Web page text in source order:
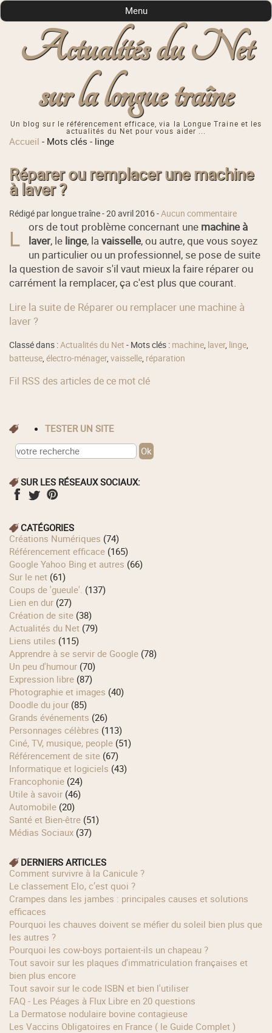
Actualités du Net
sur la longue traîne
Un blog sur le référencement efficace, via la Longue Traine et les
actualités du Net pour vous aider ...
Menu
Accueil - Mots clés - linge
Réparer ou remplacer une machine
à laver ?
Rédigé par longue traîne -20 avril 2016-Aucun commentaire
L ors de tout problème concernant une machine à
laver, le linge, lavaisselle, ou autre, que vous soyez
un particulier ou un professionnel, se pose de suite
la question de savoir s'il vaut mieux la faire réparer ou
carrément la remplacer, ça c'est plus que courant.
Lire la suite de Réparer ou remplacer une machine à
laver ?
Classé dans :Actualités du Net - Mots clés : machine, laver, linge,
batteuse,électro-ménager,vaisselle, réparation
Fil RSS des articles de ce mot clé
TESTER UN SITE
SUR LES RÉSEAUX SOCIAUX:
CATÉGORIES
Créations Numériques (74)
Référencement efficace (165)
Google Yahoo Bing et autres (66)
Sur le net (61)
Coups de 'gueule'. (137)
Lien en dur (27)
Création de site (38)
Actualités du Net (79)
Liens utiles (115)
Apprendre à se servir de Google (78)
Un peu d'humour (70)
Expression libre (87)
Photographie et images (40)
Doodle du jour (85)
Grands événements (26)
Personnages célèbres (113)
Ciné, TV, musique, people (51)
Référencement de site (67)
Informatique et logiciels (43)
Francophonie (24)
Utile à savoir (46)
Automobile (20)
Santé et Bien-être (51)
Médias Sociaux (37)
DERNIERS ARTICLES
Comment survivre à la Canicule ?
Le classement Elo, c’est quoi ?
Crampes dans les jambes : principales causes et solutions
efficaces
Pourquoi les chauves doivent se méfier du soleil bien plus que
les autres ?
Pourquoi les cow‑boys portaient‑ils un chapeau ?
Tout savoir sur les plaques d'immatriculation françaises et
bien plus encore
Tout savoir sur le code ISBN et bien l'utiliser
FAQ - Les Péages à Flux Libre en 20 questions
La Dermatose nodulaire bovine contagieuse
Les Vaccins Obligatoires en France ( le Guide Complet )